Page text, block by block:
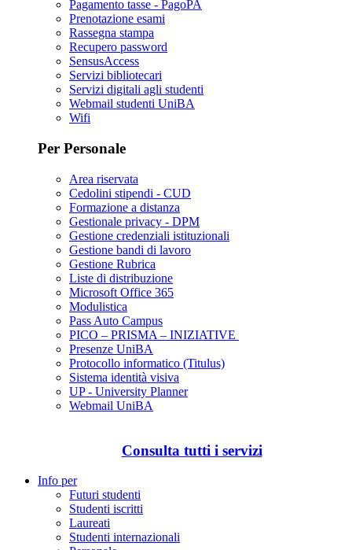
Pagamento tasse - PagoPA
Prenotazione esami
Rassegna stampa
Recupero password
SensusAccess
Servizi bibliotecari
Servizi digitali agli studenti
Webmail studenti UniBA
Wifi
Per Personale
Area riservata
Cedolini stipendi - CUD
Formazione a distanza
Gestionale privacy - DPM
Gestione credenziali istituzionali
Gestione bandi di lavoro
Gestione Rubrica
Liste di distribuzione
Microsoft Office 365
Modulistica
Pass Auto Campus
PICO – PRISMA – INIZIATIVE
Presenze UniBA
Protocollo informatico (Titulus)
Sistema identità visiva
UP - University Planner
Webmail UniBA
Consulta tutti i servizi
Info per
Futuri studenti
Studenti iscritti
Laureati
Studenti internazionali